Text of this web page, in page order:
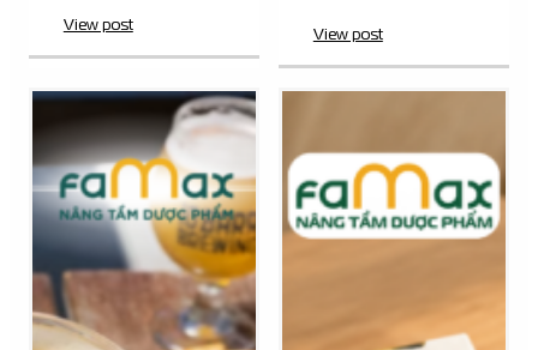
View post
View post